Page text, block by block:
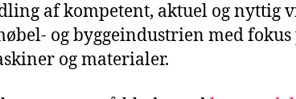
af kompetent, aktuel og nyttig
og byggeindustrien med fokus
og materialer.